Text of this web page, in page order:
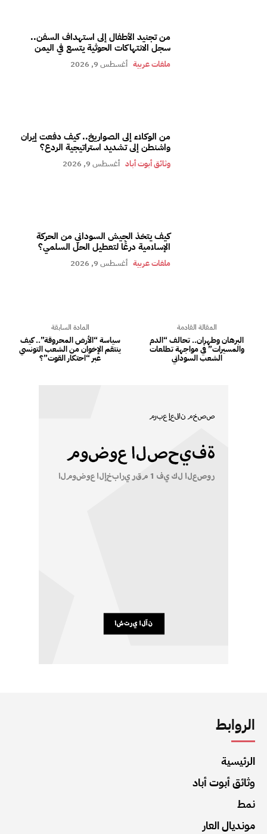
من تجنيد الأطفال إلى استهداف السفن..
سجل الانتهاكات الحوثية يتسع في اليمن
ملفات عربية أغسطس 9, 2026
من الوكلاء إلى الصواريخ.. كيف دفعت إيران
واشنطن إلى تشديد استراتيجية الردع؟
وثائق أبوت أباد أغسطس 9, 2026
كيف يتخذ الجيش السوداني من الحركة
الإسلامية درعًا لتعطيل الحل السلمي؟
ملفات عربية أغسطس 9, 2026
المادة السابقة
سياسة “الأرض المحروقة”.. كيف
ينتقم الإخوان من الشعب التونسي
عبر “احتكار القوت”؟
المقالة القادمة
البرهان وطهران.. تحالف “الدم
والمسيرات” في مواجهة تطلعات
الشعب السوداني
الروابط
الرئيسية
وثائق أبوت أباد
نمط
مونديال العار